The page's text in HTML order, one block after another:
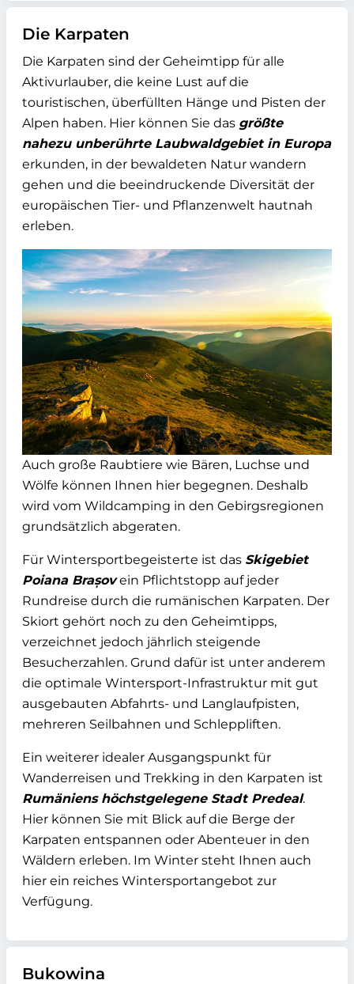
Die Karpaten
Die Karpaten sind der Geheimtipp für alle
Aktivurlauber, die keine Lust auf die
touristischen, überfüllten Hänge und Pisten der
Alpen haben. Hier können Sie das größte
nahezu unberührte Laubwaldgebiet in Europa
erkunden, in der bewaldeten Natur wandern
gehen und die beeindruckende Diversität der
europäischen Tier- und Pflanzenwelt hautnah
erleben.
Auch große Raubtiere wie Bären, Luchse und
Wölfe können Ihnen hier begegnen. Deshalb
wird vom Wildcamping in den Gebirgsregionen
grundsätzlich abgeraten.
Für Wintersportbegeisterte ist das Skigebiet
Poiana Brașovein Pflichtstopp auf jeder
Rundreise durch die rumänischen Karpaten. Der
Skiort gehört noch zu den Geheimtipps,
verzeichnet jedoch jährlich steigende
Besucherzahlen. Grund dafür ist unter anderem
die optimale Wintersport-Infrastruktur mit gut
ausgebauten Abfahrts- und Langlaufpisten,
mehreren Seilbahnen und Schleppliften.
Ein weiterer idealer Ausgangspunkt für
Wanderreisen und Trekking in den Karpaten ist
Rumäniens höchstgelegene Stadt Predeal.
Hier können Sie mit Blick auf die Berge der
Karpaten entspannen oder Abenteuer in den
Wäldern erleben. Im Winter steht Ihnen auch
hier ein reiches Wintersportangebot zur
Verfügung.
Bukowina